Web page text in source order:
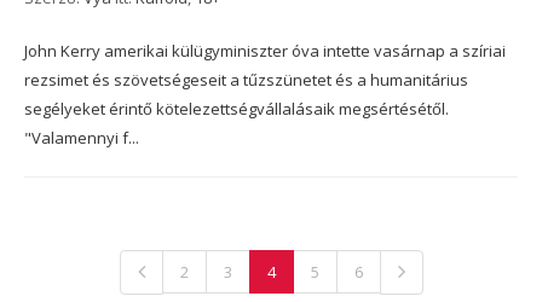
John Kerry amerikai külügyminiszter óva intette vasárnap a szíriai
rezsimet és szövetségeseit a tűzszünetet és a humanitárius
segélyeket érintő kötelezettségvállalásaik megsértésétől.
"Valamennyi f...
2 3 4 5 6